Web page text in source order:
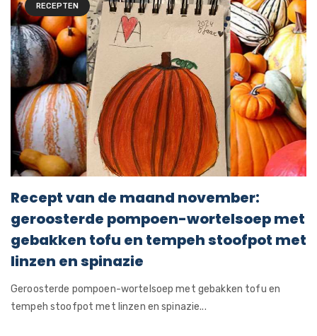
RECEPTEN
Recept van de maand november:
geroosterde pompoen-wortelsoep met
gebakken tofu en tempeh stoofpot met
linzen en spinazie
Geroosterde pompoen-wortelsoep met gebakken tofu en
tempeh stoofpot met linzen en spinazie...